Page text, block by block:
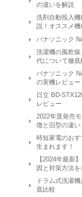
の違いを解説
洗剤自動投入
説！オススメ機
パナソニック
洗濯機の風乾
代について徹底
パナソニック
の実機レビュー
日立 BD-
レビュー
2022年度発売
徴と旧型の違い
時短家電のお
生まれます！
【2024年最新
因と対策方法を
ドラム式洗濯
底比較